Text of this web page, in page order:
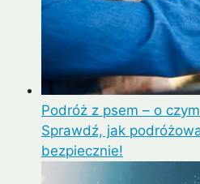
Podróż z psem – o
Sprawdź, jak
bezpiecznie!